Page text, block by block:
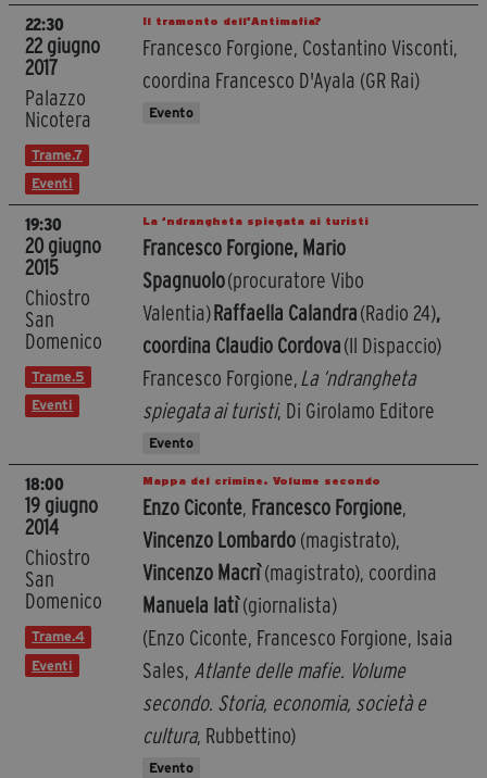
22:30
22 giugno
2017
Palazzo
Nicotera
Trame.7
Eventi
Il tramonto dell'Antimafia?
Francesco Forgione, Costantino Visconti,
coordina Francesco D'Ayala (GR Rai)
Evento
19:30
20 giugno
2015
Chiostro
San
Domenico
Trame.5
Eventi
La ‘ndrangheta spiegata ai turisti
Francesco Forgione, Mario
Spagnuolo(procuratore Vibo
Valentia) Raffaella Calandra(Radio 24),
coordina Claudio Cordova(Il Dispaccio)
Francesco Forgione,La ‘ndrangheta
spiegata ai turisti, Di Girolamo Editore
Evento
18:00
19 giugno
2014
Chiostro
San
Domenico
Trame.4
Eventi
Mappa del crimine. Volume secondo
Enzo Ciconte, Francesco Forgione,
Vincenzo Lombardo (magistrato),
Vincenzo Macrì(magistrato), coordina
Manuela Iatì(giornalista)
(Enzo Ciconte, Francesco Forgione, Isaia
Sales, Atlante delle mafie. Volume
secondo. Storia, economia, società e
cultura, Rubbettino)
Evento